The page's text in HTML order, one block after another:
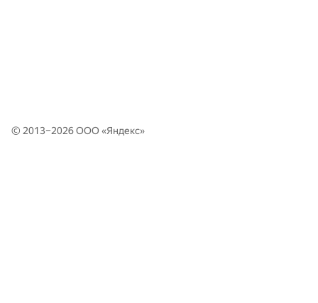
© 2013–2026 ООО «Яндекс»